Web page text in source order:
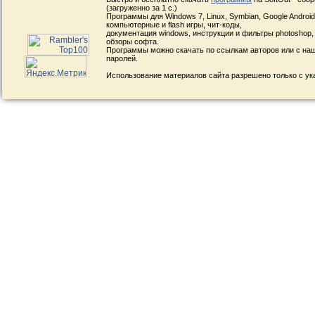
(загруженно за 1 с.)
Программы для Windows 7, Linux, Symbian, Google
компьютерные и flash игры, чит-коды,
документация windows, инструкции и фильтры
обзоры софта.
Программы можно скачать по ссылкам авторов или с
паролей.
Использование материалов сайта разрешено только с